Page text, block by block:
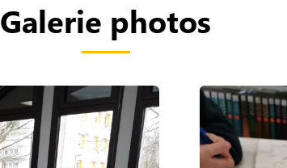
Galerie photos